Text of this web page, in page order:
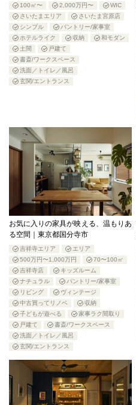
100㎡〜 2,000万円〜
WIC
さいたまエリア
さいたま宮原店
シンプル
パントリー/家事室
ホテルライク
収納
和モダン
土間
戸建て
書斎/ワークスペース
洗面／トイレ／風呂
玄関/エントランス
お気に入りの家具が映える、温もりあ
る空間｜東京都国分寺市
吉祥寺エリア
エリア
500万円〜1,000万円
70〜100㎡
吉祥寺店
キッズルーム
ナチュラル
パントリー/家事室
リビング
ヴィンテージ
中古買ってリノベ
収納
子どもが遊べる
家事ラク間取り
戸建て
書斎/ワークスペース
洗面／トイレ／風呂
玄関/エントランス